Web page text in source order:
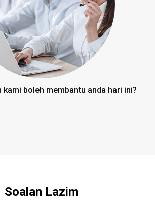
kami boleh membantu anda hari ini?
Soalan Lazim